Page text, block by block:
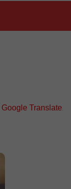
Google Translate .